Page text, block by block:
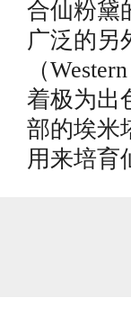
合仙粉黛
广泛的另
（
着极为出
部的埃米
用来培育